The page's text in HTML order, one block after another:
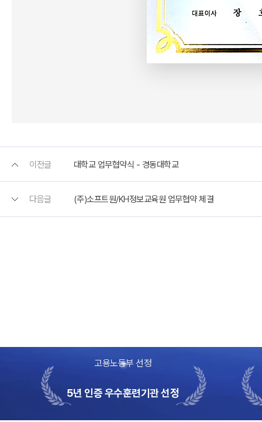
이전글 대학교 업무협약식 - 경동대학교
다음글 (주)소프트원/KH정보교육원 업무협약 체결
고용노동부 선정
5년 인증 우수훈련기관 선정